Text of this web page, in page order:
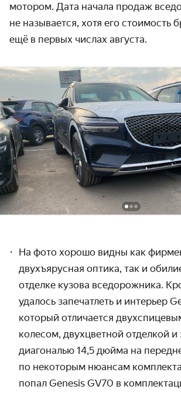
мотором. Дата начала продаж
не называется, хотя его стоимость
ещё в первых числах августа.
На фото хорошо видны как
двухъярусная оптика, так и
отделке кузова вседорожника.
удалось запечатлеть и интерьер
который отличается
колесом, двухцветной отделкой
диагональю 14,5 дюйма на
по некоторым нюансам
попал Genesis GV70 в